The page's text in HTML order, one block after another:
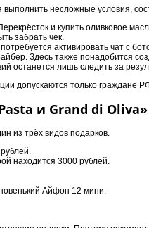
выполнить несложные условия,
и купить оливковое
забрать чек.
потребуется активировать чат с
Здесь также понадобится
останется лишь следить за
допускаются только
и Grand di
из трёх видов подарков.
находится 3000 рублей.
Айфон 12 мини.